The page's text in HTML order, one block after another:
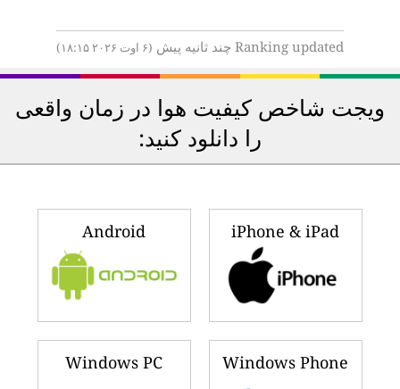
Ranking updated چند ثانیه پیش
ویجت شاخص کیفیت هوا در زمان واقعی
را دانلود کنید:
iPhone & iPad
Android
Windows Phone
Windows PC